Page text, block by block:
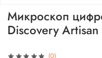
(0)
Микроскоп
Discovery Artisan